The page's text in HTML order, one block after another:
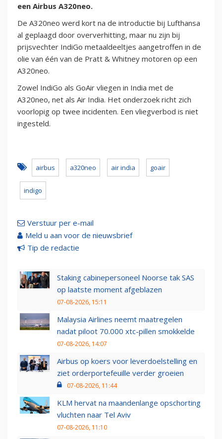
een Airbus A320neo.
De A320neo werd kort na de introductie bij Lufthansa
al geplaagd door oververhitting, maar nu zijn bij
prijsvechter IndiGo metaaldeeltjes aangetroffen in de
olie van één van de Pratt & Whitney motoren op een
A320neo.
Zowel IndiGo als GoAir vliegen in India met de
A320neo, net als Air India. Het onderzoek richt zich
voorlopig op twee incidenten. Een vliegverbod is niet
ingesteld.
airbus a320neo air india goair
indigo
Verstuur per e-mail
Meld u aan voor de nieuwsbrief
Tip de redactie
Staking cabinepersoneel Noorse tak SAS
op laatste moment afgeblazen
07-08-2026, 15:11
Malaysia Airlines neemt maatregelen
nadat piloot 70.000 xtc-pillen smokkelde
07-08-2026, 14:07
Airbus op koers voor leverdoelstelling en
ziet orderportefeuille verder groeien
07-08-2026, 11:44
KLM hervat na maandenlange opschorting
vluchten naar Tel Aviv
07-08-2026, 11:10